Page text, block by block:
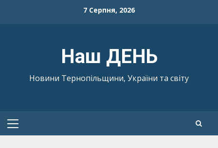
7 Серпня, 2026
Наш ДЕНЬ
Новини Тернопільщини, України та світу
Primary